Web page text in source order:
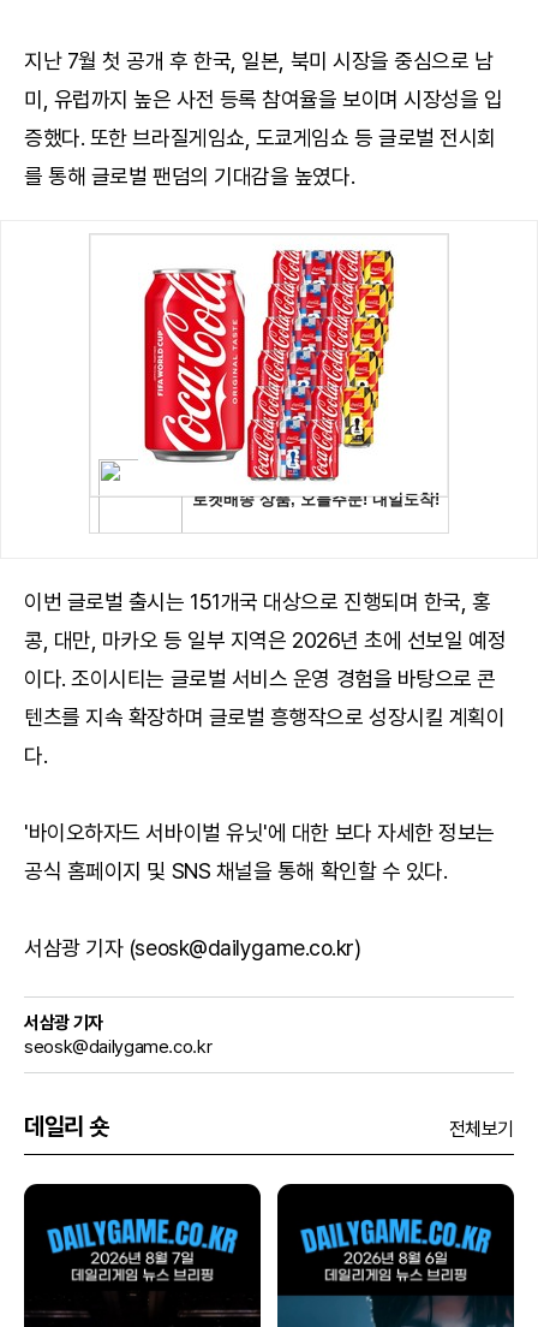
지난 7월 첫 공개 후 한국, 일본, 북미 시장을 중심으로 남
미, 유럽까지 높은 사전 등록 참여율을 보이며 시장성을 입
증했다. 또한 브라질게임쇼, 도쿄게임쇼 등 글로벌 전시회
를 통해 글로벌 팬덤의 기대감을 높였다.
이번 글로벌 출시는 151개국 대상으로 진행되며 한국, 홍
콩, 대만, 마카오 등 일부 지역은 2026년 초에 선보일 예정
이다. 조이시티는 글로벌 서비스 운영 경험을 바탕으로 콘
텐츠를 지속 확장하며 글로벌 흥행작으로 성장시킬 계획이
다.
'바이오하자드 서바이벌 유닛'에 대한 보다 자세한 정보는
공식 홈페이지 및 SNS 채널을 통해 확인할 수 있다.
서삼광 기자 (seosk@dailygame.co.kr)
서삼광 기자
seosk@dailygame.co.kr
데일리 숏 전체보기